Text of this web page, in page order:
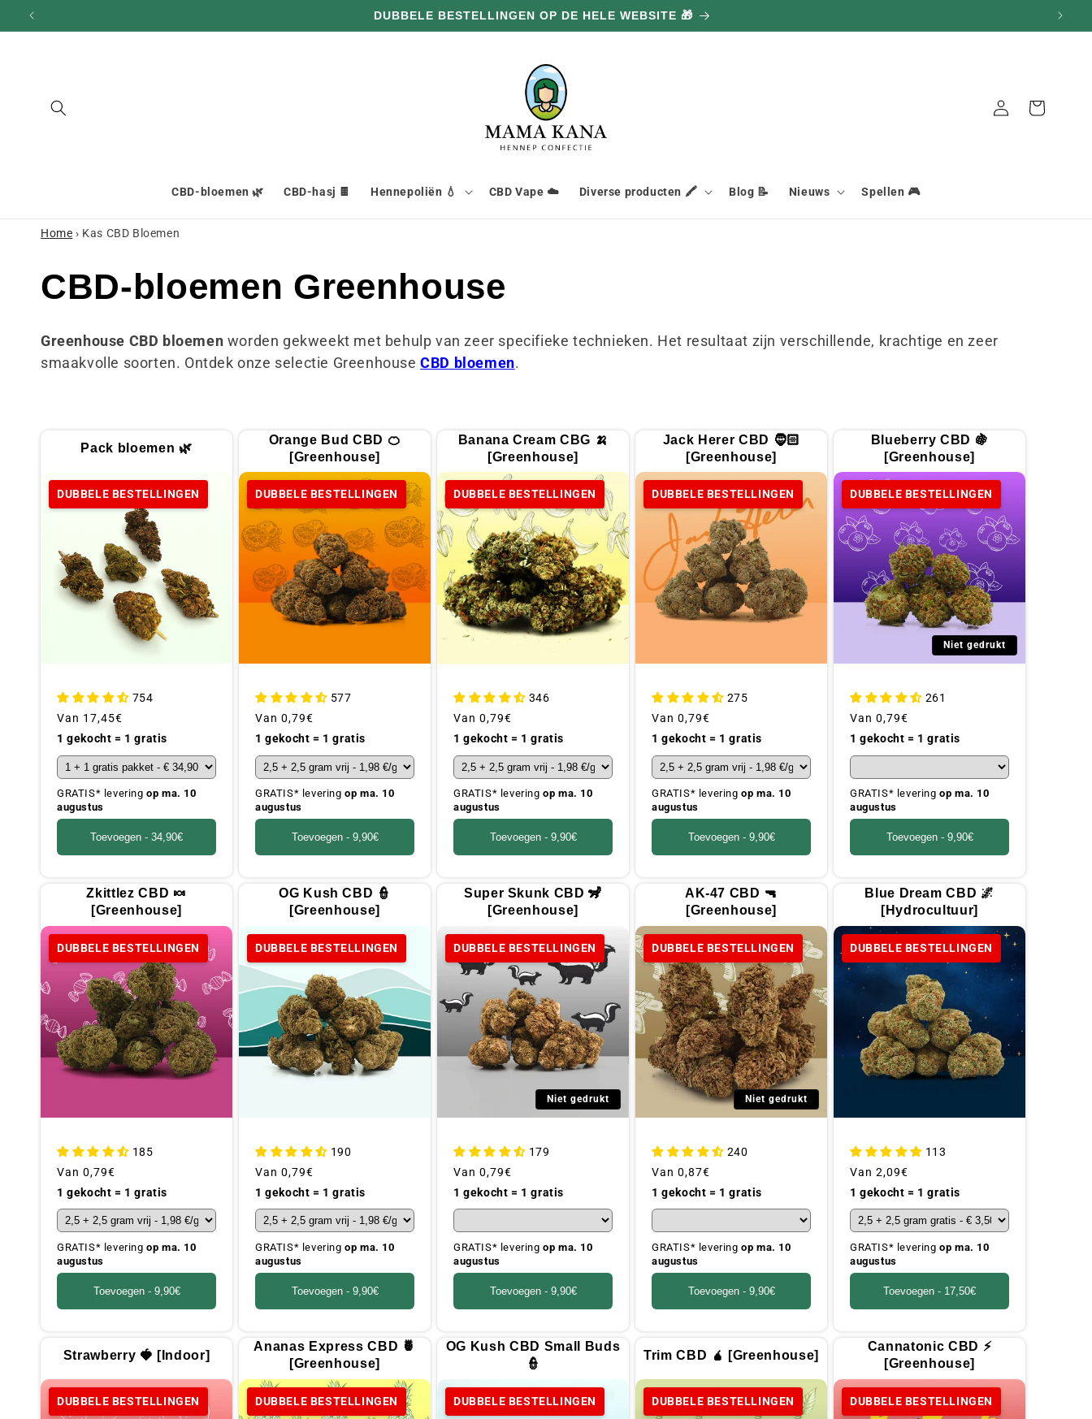
doorgaan
naar
100G GRATIS BIJ ELKE AANKOOP VAN 100€ 🔥
CBD-bloemen 🌿 CBD-hasj 🍫 Hennepoliën 💧 CBD Vape ☁️ Diverse producten 🖍️ Blog 📝 Nieuws Spellen 🎮
AansluitingMand
Home › Kas CBD Bloemen
C
o
l
c
CBD-bloemen Greenhouse
Greenhouse CBD bloemen worden gekweekt met behulp van zeer specifieke technieken. Het resultaat zijn verschillende, krachtige en zeer
smaakvolle soorten. Ontdek onze selectie GreenhouseCBD bloemen.
Pack bloemen 🌿
DUBBELE BESTELLINGEN
754
Gebruikelijke
prijs
Van 17,45€
1 gekocht = 1 gratis
GRATIS* leveringop ma. 10
augustus
Toevoegen - 34,90€
Orange Bud CBD 🍊
[Greenhouse]
DUBBELE BESTELLINGEN
577
Gebruikelijke
prijs
Van 0,79€
1 gekocht = 1 gratis
GRATIS* leveringop ma. 10
augustus
Toevoegen - 9,90€
Banana Cream CBG 🍌
[Greenhouse]
DUBBELE BESTELLINGEN
346
Gebruikelijke
prijs
Van 0,79€
1 gekocht = 1 gratis
GRATIS* leveringop ma. 10
augustus
Toevoegen - 9,90€
Jack Herer CBD 🧔🏻
[Greenhouse]
DUBBELE BESTELLINGEN
275
Gebruikelijke
prijs
Van 0,79€
1 gekocht = 1 gratis
GRATIS* leveringop ma. 10
augustus
Toevoegen - 9,90€
Blueberry CBD 🍇
[Greenhouse]
DUBBELE BESTELLINGEN
Niet gedrukt
261
Gebruikelijke
prijs
Van 0,79€
1 gekocht = 1 gratis
GRATIS* leveringop ma. 10
augustus
Toevoegen - 9,90€
Zkittlez CBD 🍬
[Greenhouse]
DUBBELE BESTELLINGEN
185
Gebruikelijke
prijs
Van 0,79€
1 gekocht = 1 gratis
GRATIS* leveringop ma. 10
augustus
Toevoegen - 9,90€
OG Kush CBD 👮
[Greenhouse]
DUBBELE BESTELLINGEN
190
Gebruikelijke
prijs
Van 0,79€
1 gekocht = 1 gratis
GRATIS* leveringop ma. 10
augustus
Toevoegen - 9,90€
Super Skunk CBD 🦨
[Greenhouse]
DUBBELE BESTELLINGEN
Niet gedrukt
179
Gebruikelijke
prijs
Van 0,79€
1 gekocht = 1 gratis
GRATIS* leveringop ma. 10
augustus
Toevoegen - 9,90€
AK-47 CBD 🔫
[Greenhouse]
DUBBELE BESTELLINGEN
Niet gedrukt
240
Gebruikelijke
prijs
Van 0,87€
1 gekocht = 1 gratis
GRATIS* leveringop ma. 10
augustus
Toevoegen - 9,90€
Blue Dream CBD 🌌
[Hydrocultuur]
DUBBELE BESTELLINGEN
113
Gebruikelijke
prijs
Van 2,09€
1 gekocht = 1 gratis
GRATIS* leveringop ma. 10
augustus
Toevoegen - 17,50€
Strawberry 🍓 [Indoor]
DUBBELE BESTELLINGEN
Ananas Express CBD 🍍
[Greenhouse]
DUBBELE BESTELLINGEN
OG Kush CBD Small Buds
👮
DUBBELE BESTELLINGEN
Trim CBD 🧉 [Greenhouse]
DUBBELE BESTELLINGEN
Cannatonic CBD ⚡️
[Greenhouse]
DUBBELE BESTELLINGEN